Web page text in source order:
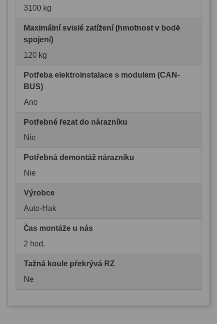
3100 kg
Maximální svislé zatížení (hmotnost v bodě
spojení)
120 kg
Potřeba elektroinstalace s modulem (CAN-
BUS)
Ano
Potřebné řezat do nárazníku
Nie
Potřebná demontáž nárazníku
Nie
Výrobce
Auto-Hak
Čas montáže u nás
2 hod.
Tažná koule překrývá RZ
Ne